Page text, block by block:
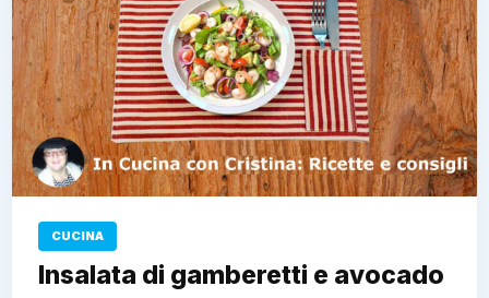
CUCINA
Insalata di gamberetti e avocado